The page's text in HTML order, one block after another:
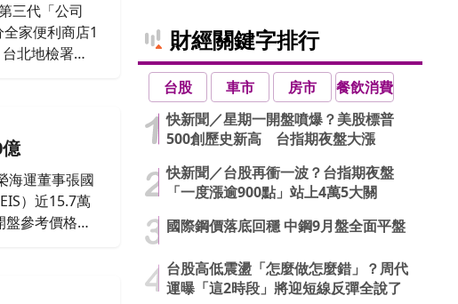
三代「公司
家便利商店1
北地檢署發
海運董事張國
）近15.7萬
參考價格降
財經關鍵字排行
台股 車市 房市
餐飲消費
快新聞／星期一開盤噴爆？美股標普
500創歷史新高 台指期夜盤大漲
快新聞／台股再衝一波？台指期夜盤
「一度漲逾900點」站上4萬5大關
國際鋼價落底回穩 中鋼9月盤全面平盤
台股高低震盪「怎麼做怎麼錯」？周代
運曝「這2時段」將迎短線反彈全說了